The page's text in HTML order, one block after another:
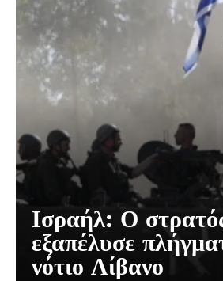
Ισραήλ: Ο
εξαπέλυσε
νότιο Λίβανο